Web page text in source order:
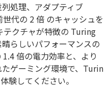
処理、アダプティブ
代の 2 倍 のキャッシュを
テクチャが特徴の Turing
らしいパフォーマンスの
倍の電力効率と、より
ゲーミング環境で、Turin
験してください。